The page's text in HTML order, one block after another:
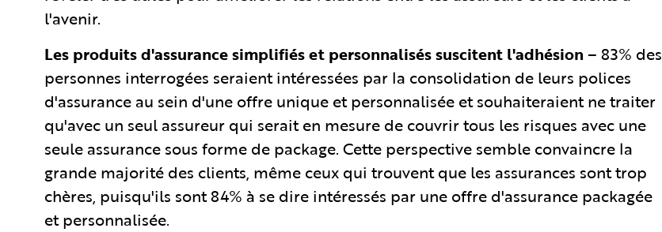
l'avenir.
Les produits d'assurance simplifiés et personnalisés suscitent l'adhésion– 83% des
personnes interrogées seraient intéressées par la consolidation de leurs polices
d'assurance au sein d'une offre unique et personnalisée et souhaiteraient ne traiter
qu'avec un seul assureur qui serait en mesure de couvrir tous les risques avec une
seule assurance sous forme de package. Cette perspective semble convaincre la
grande majorité des clients, même ceux qui trouvent que les assurances sont trop
chères, puisqu'ils sont 84% à se dire intéressés par une offre d'assurance packagée
et personnalisée.